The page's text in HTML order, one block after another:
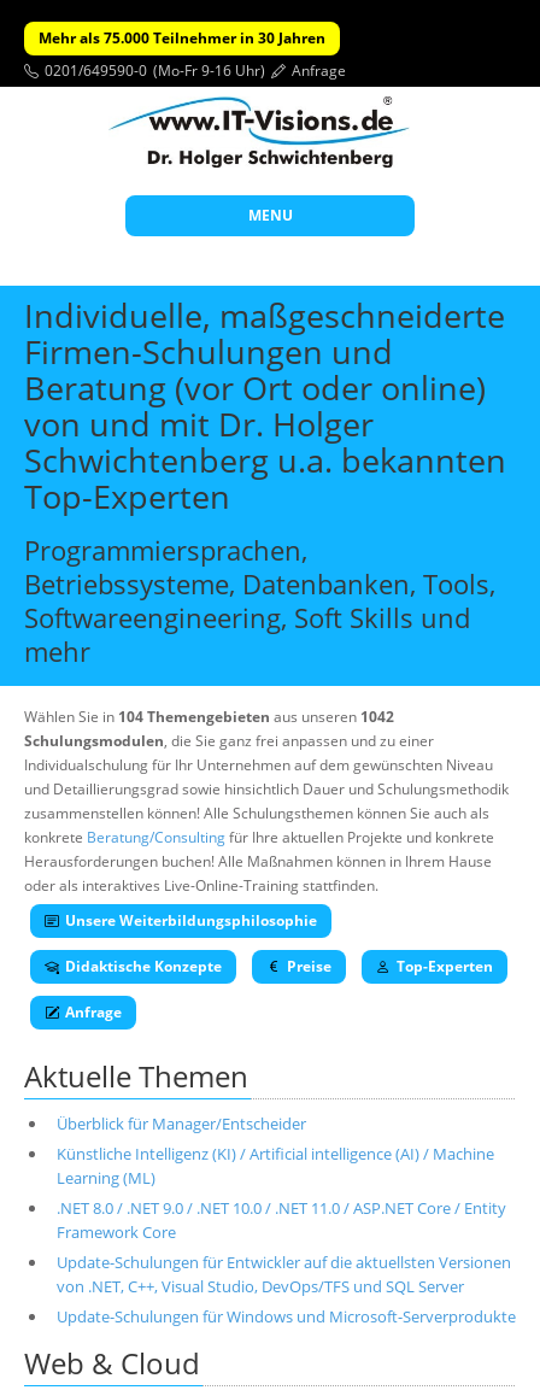
Mehr als 75.000 Teilnehmer in 30 Jahren
0201/649590-0 (Mo-Fr 9-16 Uhr) Anfrage
MENU
Start
Themen
Beratung
Individuelle Schulungen
Offene Seminare
Wissen
Über uns
Suche
Individuelle, maßgeschneiderte
Firmen-Schulungen und
Beratung (vor Ort oder online)
von und mit Dr. Holger
Schwichtenberg u.a. bekannten
Top-Experten
Programmiersprachen,
Betriebssysteme, Datenbanken, Tools,
Softwareengineering, Soft Skills und
mehr
Wählen Sie in 104 Themengebieten aus unseren 1042
Schulungsmodulen, die Sie ganz frei anpassen und zu einer
Individualschulung für Ihr Unternehmen auf dem gewünschten Niveau
und Detaillierungsgrad sowie hinsichtlich Dauer und Schulungsmethodik
zusammenstellen können! Alle Schulungsthemen können Sie auch als
konkrete Beratung/Consultingfür Ihre aktuellen Projekte und konkrete
Herausforderungen buchen! Alle Maßnahmen können in Ihrem Hause
oder als interaktives Live-Online-Training stattfinden.
Unsere Weiterbildungsphilosophie
Didaktische Konzepte Preise Top-Experten
Anfrage
Aktuelle Themen
Überblick für Manager/Entscheider
Künstliche Intelligenz (KI) / Artificial intelligence (AI) / Machine
Learning (ML)
.NET 8.0 / .NET 9.0 / .NET 10.0 / .NET 11.0 / ASP.NET Core / Entity
Framework Core
Update-Schulungen für Entwickler auf die aktuellsten Versionen
von .NET, C++, Visual Studio, DevOps/TFS und SQL Server
Update-Schulungen für Windows und Microsoft-Serverprodukte
Web & Cloud